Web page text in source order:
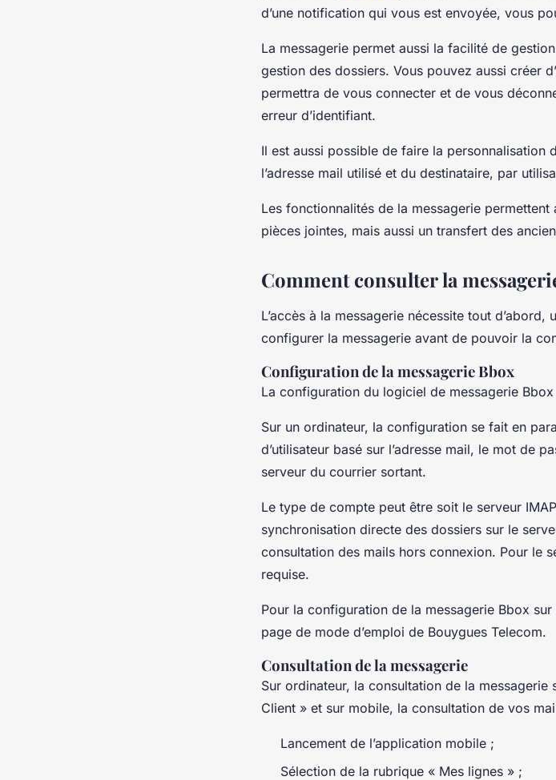
d’une notification qui vous est envoyée, vous
La messagerie permet aussi la facilité de
gestion des dossiers. Vous pouvez aussi créer
permettra de vous connecter et de vous
erreur d’identifiant.
Il est aussi possible de faire la
l’adresse mail utilisé et du destinataire, par
Les fonctionnalités de la messagerie
pièces jointes, mais aussi un transfert des
Comment consulter la
L’accès à la messagerie nécessite tout
configurer la messagerie avant de pouvoir la
Configuration de la messagerie Bbox
La configuration du logiciel de messagerie
Sur un ordinateur, la configuration se fait en
d’utilisateur basé sur l’adresse mail, le mot de
serveur du courrier sortant.
Le type de compte peut être soit le serveur
synchronisation directe des dossiers sur le
consultation des mails hors connexion. Pour le
requise.
Pour la configuration de la messagerie Bbox
page de mode d’emploi de Bouygues Telecom.
Consultation de la messagerie
Sur ordinateur, la consultation de la
Client » et sur mobile, la consultation de vos
Lancement de l’application mobile ;
Sélection de la rubrique « Mes lignes » ;